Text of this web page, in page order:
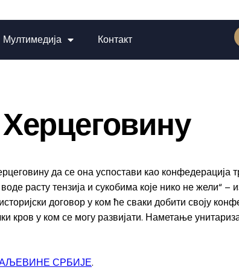
Мултимедија Контакт
да се она успостави као конфедерација
расту тензија и сукобима које нико не жели“ –
договор у ком ће сваки добити своју
кров у ком се могу развијати. Наметање
СРБИЈЕ.